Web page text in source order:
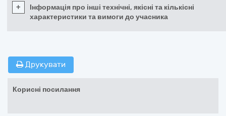
+
Інформація про інші технічні, якісні та кількісні
характеристики та вимоги до учасника
Друкувати
Корисні посилання